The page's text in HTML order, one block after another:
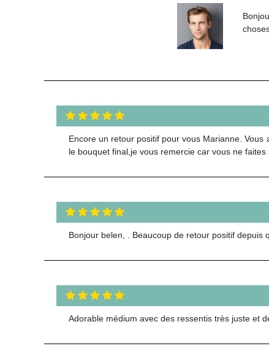
Encore un retour positif pour vous Marianne.
le bouquet final,je vous remercie car vous ne
Bonjour belen, . Beaucoup de retour positif depuis
Adorable médium avec des ressentis très juste et